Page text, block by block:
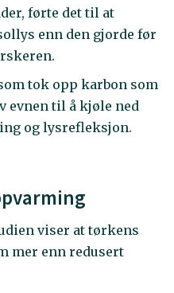
førte det til at
enn den gjorde før
tok opp karbon som
evnen til å kjøle ned
og lysrefleksjon.
viser at tørkens
mer enn redusert